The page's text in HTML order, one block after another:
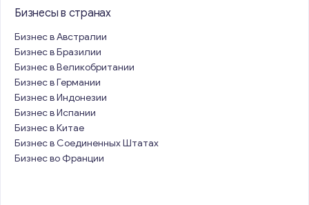
Бизнесы в странах
Бизнес в Австралии
Бизнес в Бразилии
Бизнес в Великобритании
Бизнес в Германии
Бизнес в Индонезии
Бизнес в Испании
Бизнес в Китае
Бизнес в Соединенных Штатах
Бизнес во Франции